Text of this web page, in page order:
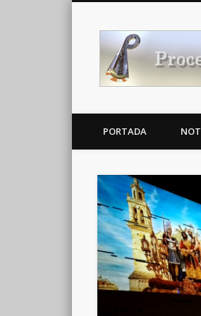
Noticias Cofrades
PORTADA